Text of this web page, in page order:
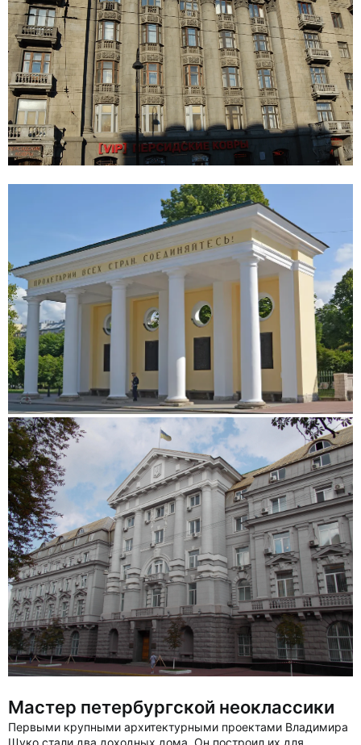
Мастер петербургской неоклассики
Первыми крупными архитектурными проектами Владимира
Щуко стали два доходных дома. Он построил их для